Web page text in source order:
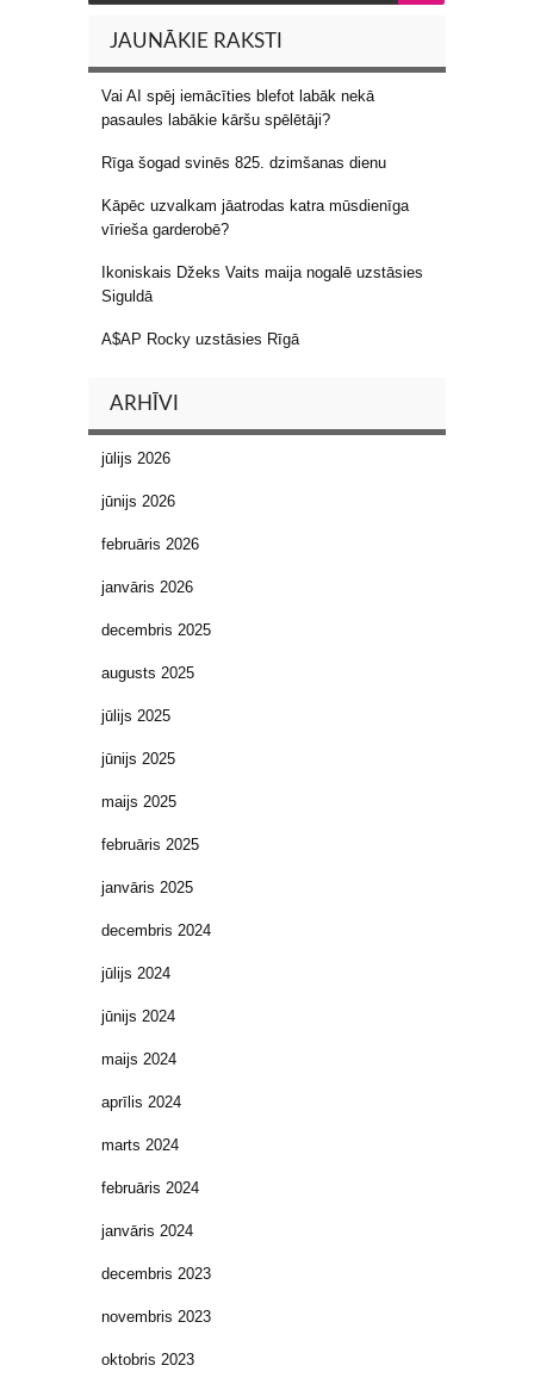
JAUNĀKIE RAKSTI
Vai AI spēj iemācīties blefot labāk nekā
pasaules labākie kāršu spēlētāji?
Rīga šogad svinēs 825. dzimšanas dienu
Kāpēc uzvalkam jāatrodas katra mūsdienīga
vīrieša garderobē?
Ikoniskais Džeks Vaits maija nogalē uzstāsies
Siguldā
A$AP Rocky uzstāsies Rīgā
ARHĪVI
jūlijs 2026
jūnijs 2026
februāris 2026
janvāris 2026
decembris 2025
augusts 2025
jūlijs 2025
jūnijs 2025
maijs 2025
februāris 2025
janvāris 2025
decembris 2024
jūlijs 2024
jūnijs 2024
maijs 2024
aprīlis 2024
marts 2024
februāris 2024
janvāris 2024
decembris 2023
novembris 2023
oktobris 2023